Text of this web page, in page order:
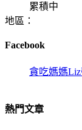
累積中
地區：
Facebook
貪吃媽媽
熱門文章